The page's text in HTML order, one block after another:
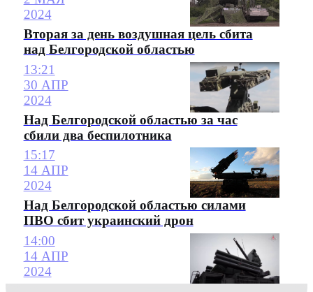
2024
Вторая за день воздушная цель сбита
над Белгородской областью
13:21
30 АПР
2024
Над Белгородской областью за час
сбили два беспилотника
15:17
14 АПР
2024
Над Белгородской областью силами
ПВО сбит украинский дрон
14:00
14 АПР
2024